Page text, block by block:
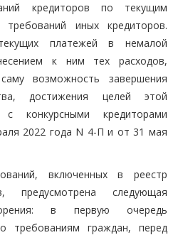
кредиторов по текущим
иных кредиторов.
платежей в немалой
к ним тех расходов,
возможность завершения
достижения целей этой
конкурсными кредиторами
2022 года N 4-П и от 31 мая
включенных в реестр
предусмотрена следующая
в первую очередь
требованиям граждан, перед